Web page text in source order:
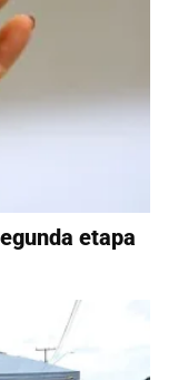
etapa